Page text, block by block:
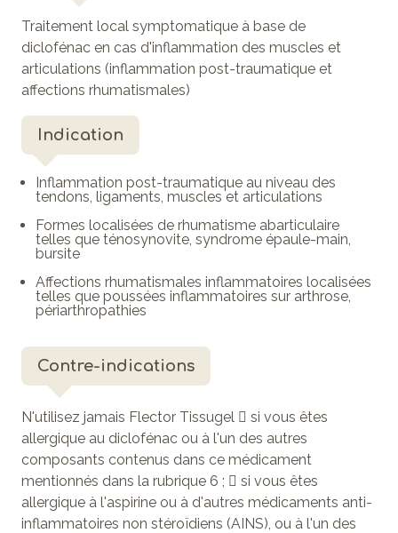
Traitement local symptomatique à base de
diclofénac en cas d'inflammation des muscles et
articulations (inflammation post-traumatique et
affections rhumatismales)
Indication
Inflammation post-traumatique au niveau des
tendons, ligaments, muscles et articulations
Formes localisées de rhumatisme abarticulaire
telles que ténosynovite, syndrome épaule-main,
bursite
Affections rhumatismales inflammatoires localisées
telles que poussées inflammatoires sur arthrose,
périarthropathies
Contre-indications
N'utilisez jamais Flector Tissugel  si vous êtes
allergique au diclofénac ou à l'un des autres
composants contenus dans ce médicament
mentionnés dans la rubrique 6 ;  si vous êtes
allergique à l'aspirine ou à d'autres médicaments anti-
inflammatoires non stéroïdiens (AINS), ou à l'un des